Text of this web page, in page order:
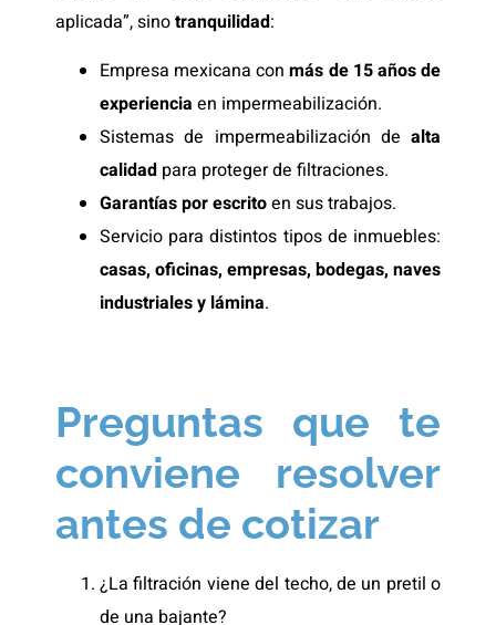
aplicada”, sinotranquilidad:
Empresa mexicana conmás de 15 años de
experiencia en impermeabilización.
Sistemas de impermeabilización de alta
calidad para proteger de filtraciones.
Garantías por escritoen sus trabajos.
Servicio para distintos tipos de inmuebles:
casas, oficinas, empresas, bodegas, naves
industriales y lámina.
Preguntas que te
conviene resolver
antes de cotizar
¿La filtración viene del techo, de un pretil o
de una bajante?